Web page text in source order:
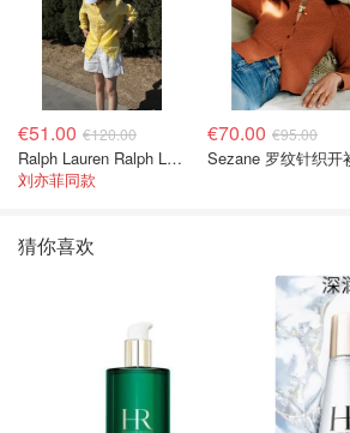
€51.00 €120.00
Ralph Lauren Ralph Lauren 男童亚麻衬衫
刘亦菲同款
€70.00 €95.00
Sezane 罗纹针织开
猜你喜欢